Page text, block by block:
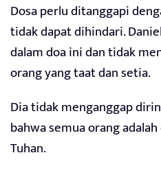
Dosa perlu ditanggapi
tidak dapat dihindari.
dalam doa ini dan tidak
orang yang taat dan setia.
Dia tidak menganggap
bahwa semua orang
Tuhan.